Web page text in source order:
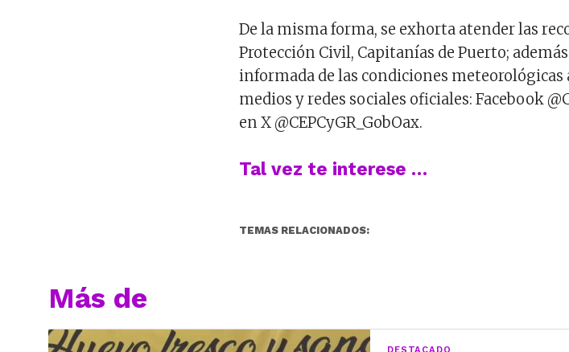
De la misma forma, se exhorta atender las
Protección Civil, Capitanías de Puerto;
informada de las condiciones meteorológicas
medios y redes sociales oficiales: Facebook
en X @CEPCyGR_GobOax.
Tal vez te interese …
TEMAS RELACIONADOS:
Más de